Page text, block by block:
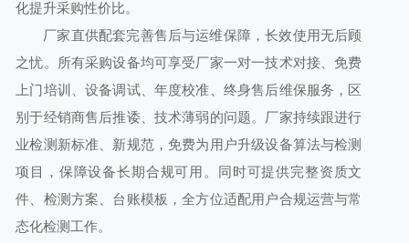
化提升采购性价比。
厂家直供配套完善售后与运维保障，长效使用无后顾
之忧。所有采购设备均可享受厂家一对一技术对接、免费
上门培训、设备调试、年度校准、终身售后维保服务，区
别于经销商售后推诿、技术薄弱的问题。厂家持续跟进行
业检测新标准、新规范，免费为用户升级设备算法与检测
项目，保障设备长期合规可用。同时可提供完整资质文
件、检测方案、台账模板，全方位适配用户合规运营与常
态化检测工作。